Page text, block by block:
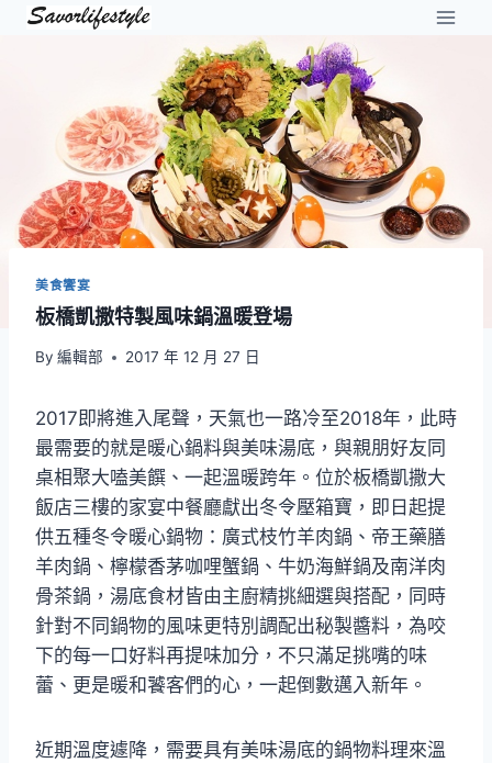
Skip
美食饗宴
板橋凱撒特製風味鍋溫暖登場
By 編輯部 2017 年 12 月 27 日
2017即將進入尾聲，天氣也一路冷至2018年，此時
最需要的就是暖心鍋料與美味湯底，與親朋好友同
桌相聚大嗑美饌、一起溫暖跨年。位於板橋凱撒大
飯店三樓的家宴中餐廳獻出冬令壓箱寶，即日起提
供五種冬令暖心鍋物：廣式枝竹羊肉鍋、帝王藥膳
羊肉鍋、檸檬香茅咖哩蟹鍋、牛奶海鮮鍋及南洋肉
骨茶鍋，湯底食材皆由主廚精挑細選與搭配，同時
針對不同鍋物的風味更特別調配出秘製醬料，為咬
下的每一口好料再提味加分，不只滿足挑嘴的味
蕾、更是暖和饕客們的心，一起倒數邁入新年。
近期溫度遽降，需要具有美味湯底的鍋物料理來溫